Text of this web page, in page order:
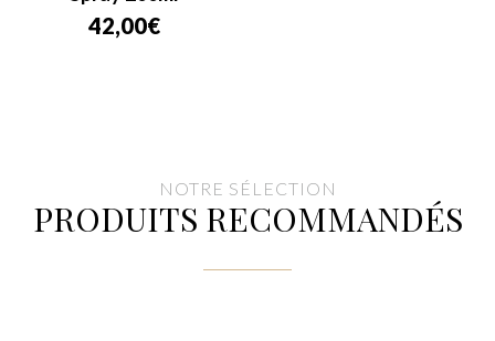
42,00€
NOTRE SÉLECTION
PRODUITS RECOMMANDÉS